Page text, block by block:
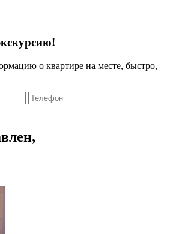
о квартире на месте, быстро,